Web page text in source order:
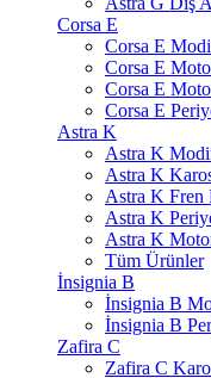
Corsa E
Corsa E
Corsa E
Corsa E
Corsa E
Astra K
Astra K
Astra K
Astra K Fren
Astra K
Astra K
Tüm Ürünler
İnsignia B
İnsignia B
İnsignia B
Zafira C
Zafira C